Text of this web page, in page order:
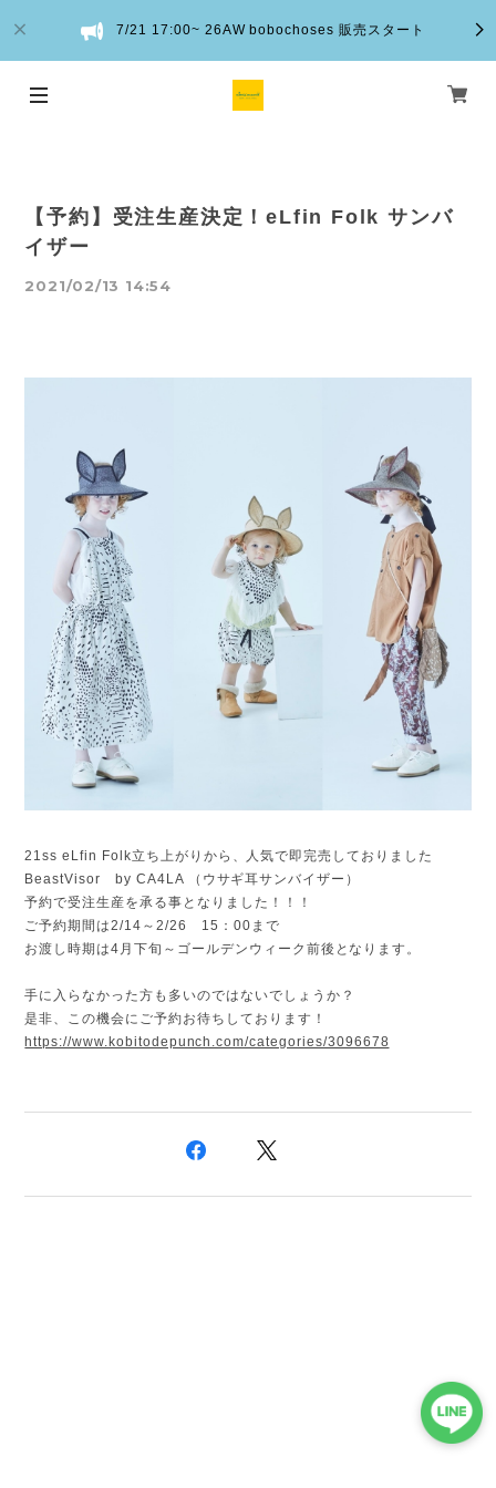
7/21 17:00~ 26AW bobochoses 販売スタート
【予約】受注生産決定！eLfin Folk サンバ
イザー
2021/02/13 14:54
21ss eLfin Folk立ち上がりから、人気で即完売しておりました
BeastVisor by CA4LA （ウサギ耳サンバイザー）
予約で受注生産を承る事となりました！！！
ご予約期間は2/14～2/26 15：00まで
お渡し時期は4月下旬～ゴールデンウィーク前後となります。
手に入らなかった方も多いのではないでしょうか？
是非、この機会にご予約お待ちしております！
https://www.kobitodepunch.com/categories/3096678